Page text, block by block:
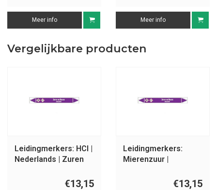
Meer info Meer info
Vergelijkbare producten
Leidingmerkers: HCl |
Nederlands | Zuren
€13,15
Leidingmerkers:
Mierenzuur |
€13,15